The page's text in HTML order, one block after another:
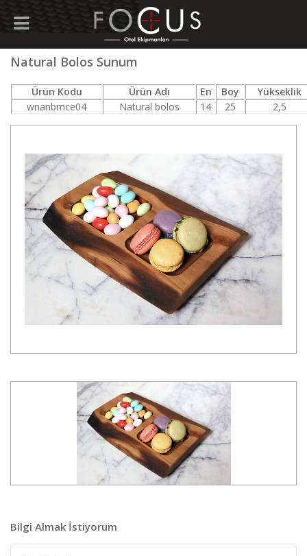
Natural Bolos Sunum
Ürün Kodu Ürün Adı En Boy
Yükseklik
wnanbmce04
Natural bolos 14 25 2,5
Bilgi Almak İstiyorum